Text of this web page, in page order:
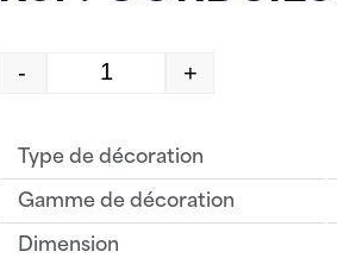
quantité de
- +
Type de décoration
Gamme de décoration
Dimension